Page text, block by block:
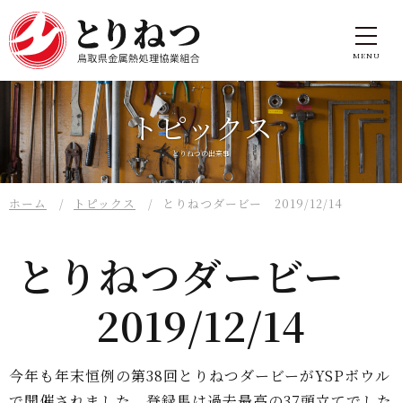
トピックス
とりねつの出来事
ホーム トピックス とりねつダービー 2019/12/14
とりねつダービー
2019/12/14
今年も年末恒例の第38回とりねつダービーがYSPボウル